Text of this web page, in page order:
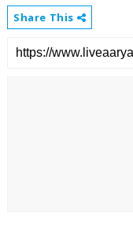
Share This